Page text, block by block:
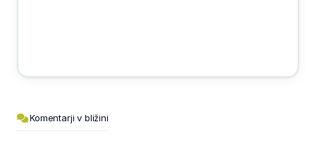
Komentarji v bližini